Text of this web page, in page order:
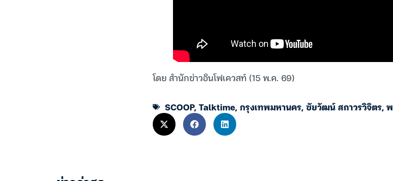
โดย สำนักข่าวอินโฟเควสท์ (15 พ.ค. 69)
SCOOP,Talktime,กรุงเทพมหานคร,ชัยวัฒน์ สถาวรวิจิตร,